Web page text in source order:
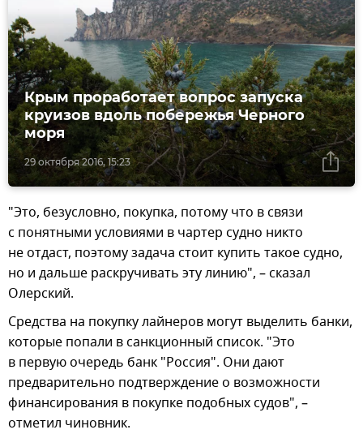
29 октября 2016, 15:23
Крым проработает вопрос запуска
круизов вдоль побережья Черного
моря
"Это, безусловно, покупка, потому что в связи
с понятными условиями в чартер судно никто
не отдаст, поэтому задача стоит купить такое судно,
но и дальше раскручивать эту линию", – сказал
Олерский.
Средства на покупку лайнеров могут выделить банки,
которые попали в санкционный список. "Это
в первую очередь банк "Россия". Они дают
предварительно подтверждение о возможности
финансирования в покупке подобных судов", –
отметил чиновник.